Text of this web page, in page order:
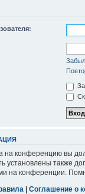
на конференцию вы
установлены также
на конференции.
| Соглашение о